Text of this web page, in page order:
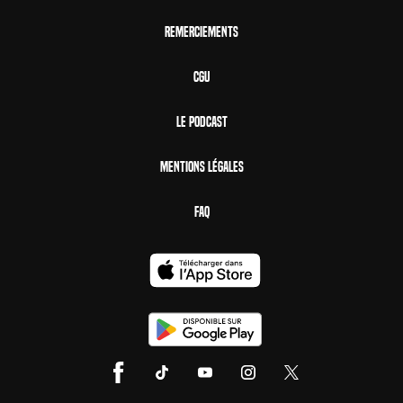
Remerciements
CGU
Le Podcast
Mentions Légales
FAQ